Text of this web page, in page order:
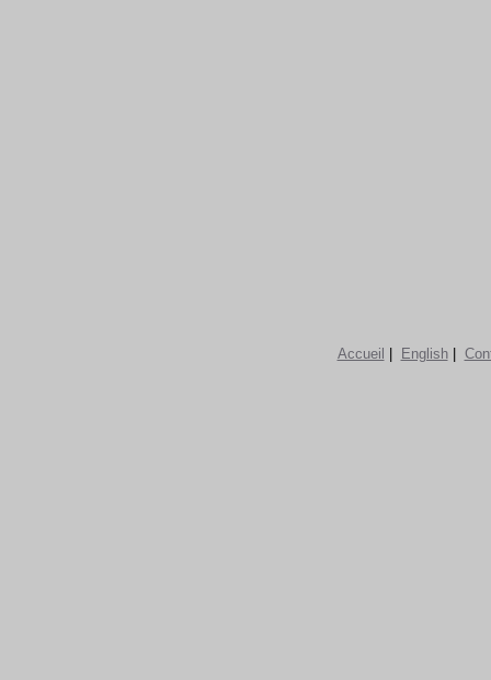
Accueil English|